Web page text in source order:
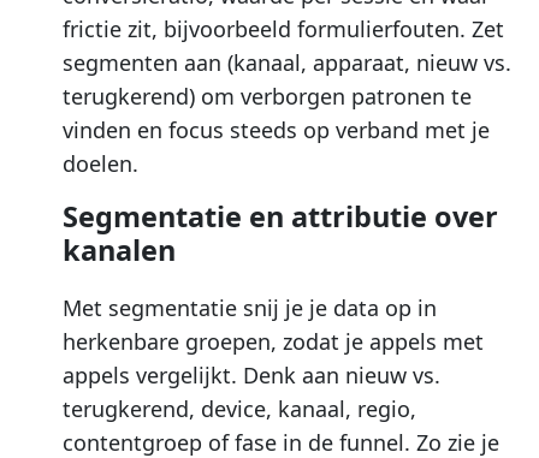
frictie zit, bijvoorbeeld formulierfouten. Zet
segmenten aan (kanaal, apparaat, nieuw vs.
terugkerend) om verborgen patronen te
vinden en focus steeds op verband met je
doelen.
Segmentatie en attributie over
kanalen
Met segmentatie snij je je data op in
herkenbare groepen, zodat je appels met
appels vergelijkt. Denk aan nieuw vs.
terugkerend, device, kanaal, regio,
contentgroep of fase in de funnel. Zo zie je